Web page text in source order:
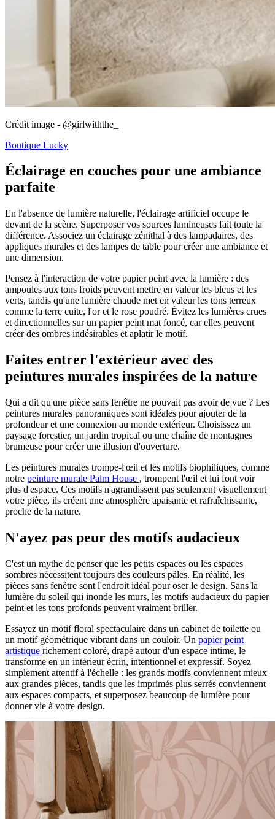
Crédit image - @girlwiththe_
Boutique Lucky
Éclairage en couches pour une ambiance
parfaite
En l'absence de lumière naturelle, l'éclairage artificiel occupe le
devant de la scène. Superposer vos sources lumineuses fait toute la
différence. Associez un éclairage zénithal à des lampadaires, des
appliques murales et des lampes de table pour créer une ambiance et
une dimension.
Pensez à l'interaction de votre papier peint avec la lumière : des
ampoules aux tons froids peuvent mettre en valeur les bleus et les
verts, tandis qu'une lumière chaude met en valeur les tons terreux
comme la terre cuite, l'or et le rose poudré. Évitez les lumières crues
et directionnelles sur un papier peint mat foncé, car elles peuvent
créer des ombres indésirables et aplatir le motif.
Faites entrer l'extérieur avec des
peintures murales inspirées de la nature
Qui a dit qu'une pièce sans fenêtre ne pouvait pas avoir de vue ? Les
peintures murales panoramiques sont idéales pour ajouter de la
profondeur et une connexion au monde extérieur. Choisissez un
paysage forestier, un jardin tropical ou une chaîne de montagnes
brumeuse pour créer une illusion d'ouverture.
Les peintures murales trompe-l'œil et les motifs biophiliques, comme
notre peinture murale Palm House , trompent l'œil et lui font voir
plus d'espace. Ces motifs n'agrandissent pas seulement visuellement
votre pièce, ils créent une atmosphère apaisante et rafraîchissante,
proche de la nature.
N'ayez pas peur des motifs audacieux
C'est un mythe de penser que les petits espaces ou les espaces
sombres nécessitent toujours des couleurs pâles. En réalité, les
pièces sans fenêtre sont l'endroit idéal pour oser le design. Sans la
lumière du soleil qui inonde les murs, les motifs audacieux du papier
peint et les tons profonds peuvent vraiment briller.
Essayez un motif floral spectaculaire dans un cabinet de toilette ou
un motif géométrique vibrant dans un couloir. Un papier peint
artistique richement coloré, drapé autour d'un espace intime, le
transforme en un intérieur écrin, intentionnel et expressif. Soyez
simplement attentif à l'échelle : les grands motifs conviennent mieux
aux grandes pièces, tandis que les imprimés plus serrés conviennent
aux espaces compacts, et superposez beaucoup de lumière pour
donner vie à votre design.